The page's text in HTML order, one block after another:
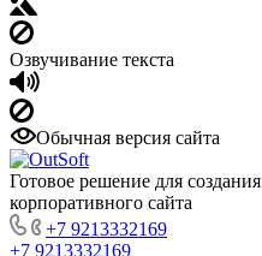
Озвучивание текста
Обычная версия сайта
Готовое решение для создания
корпоративного сайта
+7 9213332169
+7 9213332169